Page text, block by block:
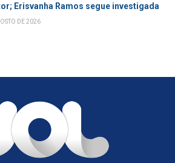
Erisvanha Ramos segue investigada
DE 2026